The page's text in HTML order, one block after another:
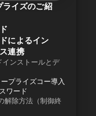
イズのご紹
によるイン
連携
インストールとデ
プライズコー導入
ワード
解除方法（制御終